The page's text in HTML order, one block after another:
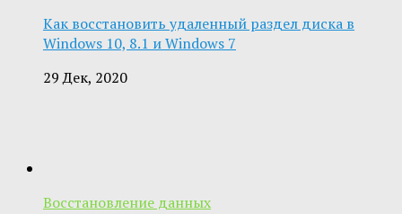
Как восстановить удаленный раздел диска в
Windows 10, 8.1 и Windows 7
29 Дек, 2020
Восстановление данных